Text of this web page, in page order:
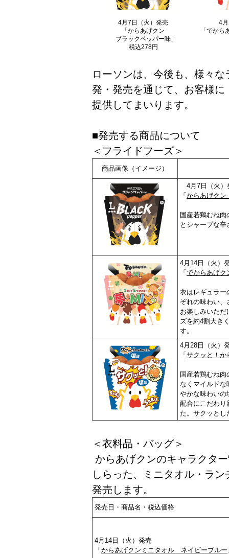
4月7日（火）発売
「からあげクン
ブラックペッパー味」
税込278円
4
「でか
ローソンは、今後も、様々な
発・発売を通じて、お客様
提供してまいります。
■発売する商品について
＜フライドフーズ＞
商品画像（イメージ）
4月7日（火）
「 からあげク
国産若鶏むね
とシャープな
4月14日（火）
「 でからあげ
衣はレギュラー
ぞれの味わい、
お楽しみいた
ズを約4割大き
す。
4月28日（火）
「 サクッと！
国産若鶏むね
なくマイルドな
やかな味わいの
配合にこだわり
た。サクッと
＜衣料品・バッグ＞
からあげクンのキャラクタ
しらった、ミニタオル・ラ
発売します。
発売日・商品名・税込価格
4月14日（火）発売
「 からあげクンミニタオル ネイビーブルー